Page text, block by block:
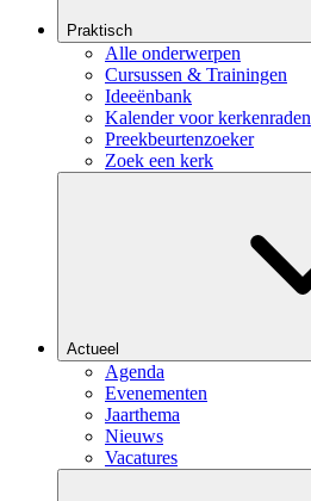
Praktisch
Alle onderwerpen
Cursussen & Trainingen
Ideeënbank
Kalender voor kerkenraden
Preekbeurtenzoeker
Zoek een kerk
Actueel
Agenda
Evenementen
Jaarthema
Nieuws
Vacatures